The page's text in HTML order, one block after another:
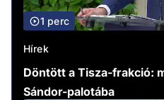
1 perc
Hírek
Döntött a Tisza-frakció:
Sándor-palotába